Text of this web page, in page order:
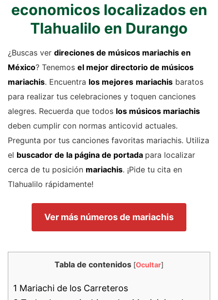
economicos localizados en
Tlahualilo en Durango
¿Buscas ver direciones de músicos mariachis en
México? Tenemos el mejor directorio de músicos
mariachis. Encuentra los mejores mariachis baratos
para realizar tus celebraciones y toquen canciones
alegres. Recuerda que todos los músicos mariachis
deben cumplir con normas anticovid actuales.
Pregunta por tus canciones favoritas mariachis. Utiliza
el buscador de la página de portada para localizar
cerca de tu posición mariachis. ¡Pide tu cita en
Tlahualilo rápidamente!
Ver más números de mariachis
Tabla de contenidos [Ocultar]
1 Mariachi de los Carreteros